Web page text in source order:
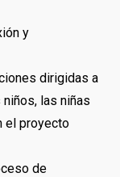
y
dirigidas a
las niñas
el proyecto
de